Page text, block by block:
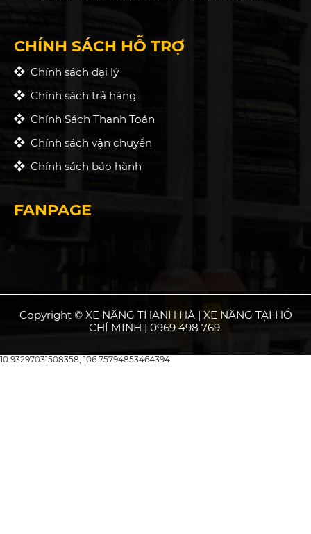
CHÍNH SÁCH HỖ TRỢ
Chính sách đại lý
Chính sách trả hàng
Chính Sách Thanh Toán
Chính sách vận chuyển
Chính sách bảo hành
FANPAGE
Copyright © XE NÂNG THANH HÀ | XE NÂNG TẠI HỒ
CHÍ MINH | 0969 498 769.
10.93297031508358, 106.75794853464394